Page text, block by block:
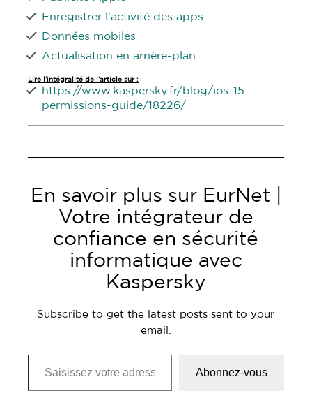
Enregistrer l’activité des apps
Données mobiles
Actualisation en arrière-plan
Lire l’intégralité de l’article sur :
https://www.kaspersky.fr/blog/ios-15-
permissions-guide/18226/
En savoir plus sur EurNet |
Votre intégrateur de
confiance en sécurité
informatique avec
Kaspersky
Subscribe to get the latest posts sent to your
email.
Saisissez votre adresse e-mail…
Abonnez-vous